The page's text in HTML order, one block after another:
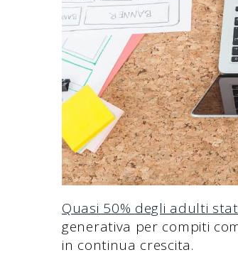
Quasi 50% degli adulti
generativa per compiti
in continua crescita.